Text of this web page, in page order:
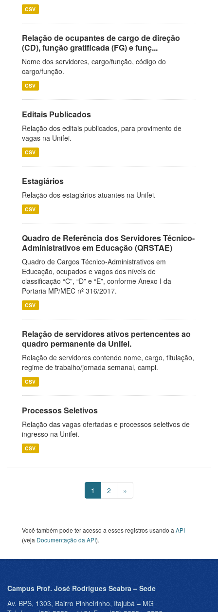
CSV
Relação de ocupantes de cargo de direção
(CD), função gratificada (FG) e funç...
Nome dos servidores, cargo/função, código do
cargo/função.
CSV
Editais Publicados
Relação dos editais publicados, para provimento de
vagas na Unifei.
CSV
Estagiários
Relação dos estagiários atuantes na Unifei.
CSV
Quadro de Referência dos Servidores Técnico-
Administrativos em Educação (QRSTAE)
Quadro de Cargos Técnico-Administrativos em
Educação, ocupados e vagos dos níveis de
classificação “C”, “D” e “E”, conforme Anexo I da
Portaria MP/MEC nº 316/2017.
CSV
Relação de servidores ativos pertencentes ao
quadro permanente da Unifei.
Relação de servidores contendo nome, cargo, titulação,
regime de trabalho/jornada semanal, campi.
CSV
Processos Seletivos
Relação das vagas ofertadas e processos seletivos de
ingresso na Unifei.
CSV
1 2 »
Você também pode ter acesso a esses registros usando a API
(veja Documentação da API).
Campus Prof. José Rodrigues Seabra – Sede
Av. BPS, 1303, Bairro Pinheirinho, Itajubá – MG